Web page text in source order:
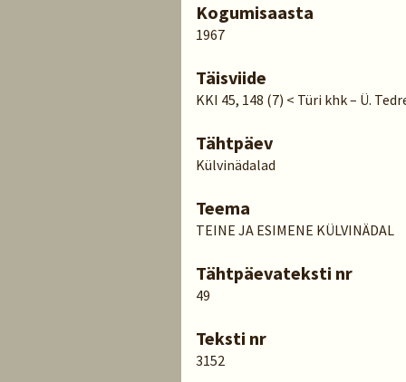
Kogumisaasta
1967
Täisviide
KKI 45, 148 (7) < Türi khk – Ü.
Tähtpäev
Külvinädalad
Teema
TEINE JA ESIMENE KÜLVINÄDAL
Tähtpäevateksti nr
49
Teksti nr
3152